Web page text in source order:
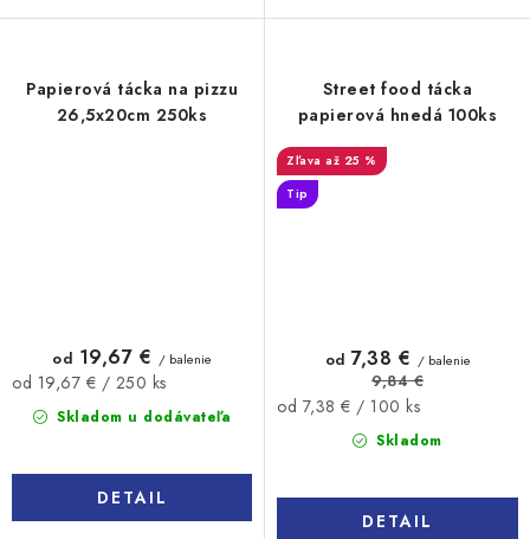
Papierová tácka na pizzu
26,5x20cm 250ks
Skladom u dodávateľa
od 19,67 € / balenie
Jednotková
cena:
od 19,67 € / 250 ks
DETAIL
Street food tácka
papierová hnedá 100ks
až 25 %
Tip
Skladom
od 7,38 € / balenie
9,84 €
Jednotková
od 7,38 € / 100 ks
DETAIL